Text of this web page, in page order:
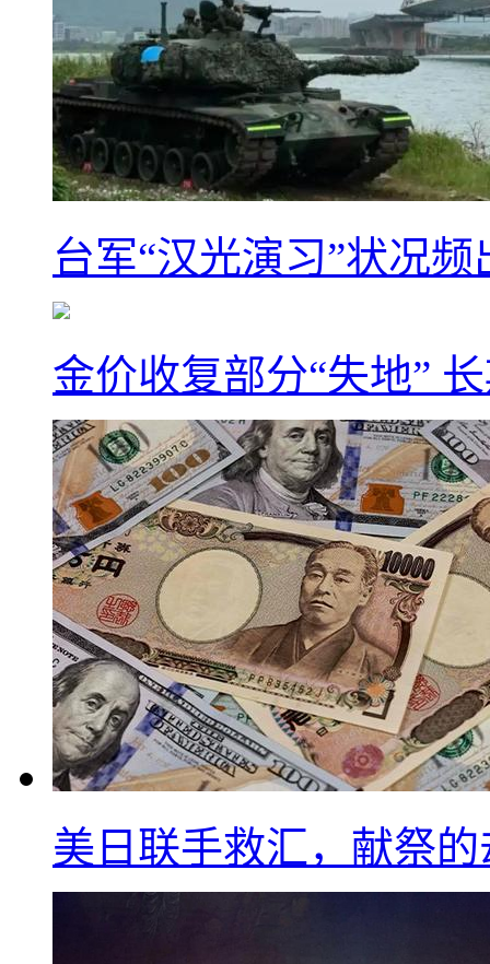
台军“汉光演习”状况
金价收复部分“失地”
美日联手救汇，献祭